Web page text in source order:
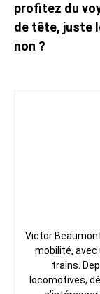
profitez du
de tête, juste
non ?
Victor
mobilité,
trains.
locomotives,